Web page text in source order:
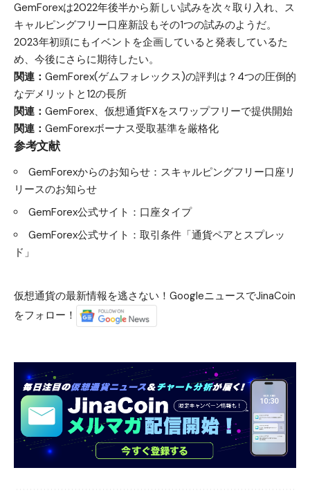
GemForexは2022年後半から新しい試みを次々取り入れ、ス
キャルピングフリー口座新設もその1つの試みのようだ。
2023年初頭にもイベントを企画していると発表しているた
め、今後にさらに期待したい。
関連： GemForex(ゲムフォレックス)の評判は？4つの圧倒的
なデメリットと12の長所
関連： GemForex、仮想通貨FXをスワップフリーで提供開始
関連： GemForexボーナス受取基準を厳格化
参考文献
GemForexからのお知らせ：スキャルピングフリー口座リ
リースのお知らせ
GemForex公式サイト：口座タイプ
GemForex公式サイト：取引条件「通貨ペアとスプレッ
ド」
仮想通貨の最新情報を逃さない！GoogleニュースでJinaCoin
をフォロー！